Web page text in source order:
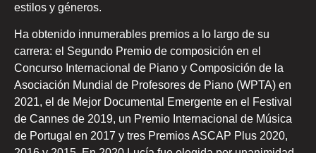
estilos y géneros.
Ha obtenido innumerables premios a lo largo de su
carrera: el Segundo Premio de composición en el
Concurso Internacional de Piano y Composición de la
Asociación Mundial de Profesores de Piano (WPTA) en
2021, el de Mejor Documental Emergente en el Festival
de Cannes de 2019, un Premio Internacional de Música
de Portugal en 2017 y tres Premios ASCAP Plus 2020,